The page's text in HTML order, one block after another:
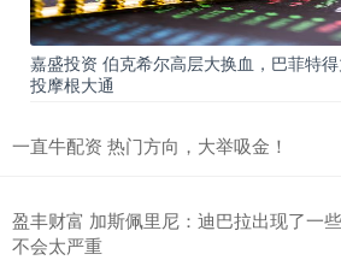
嘉盛投资 伯克希尔高层大换血，巴菲特
投摩根大通
一直牛配资 热门方向，大举吸金！
盈丰财富 加斯佩里尼：迪巴拉出现了一
不会太严重